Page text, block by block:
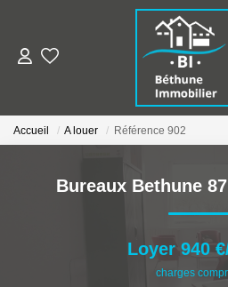
ALERTE
ESTIMER
NOS
Qui Sommes
Nos
Accueil A louer Référence 902
Bureaux Bethune
Loyer 940
charges